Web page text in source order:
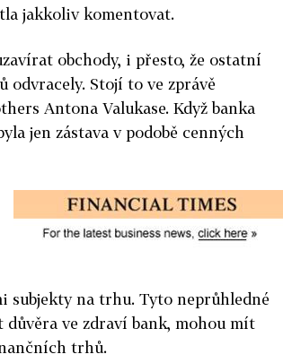
jakkoliv komentovat.
obchody, i přesto, že ostatní
odvracely. Stojí to ve zprávě
Antona Valukase. Když banka
jen zástava v podobě cenných
subjekty na trhu. Tyto neprůhledné
důvěra ve zdraví bank, mohou mít
trhů.